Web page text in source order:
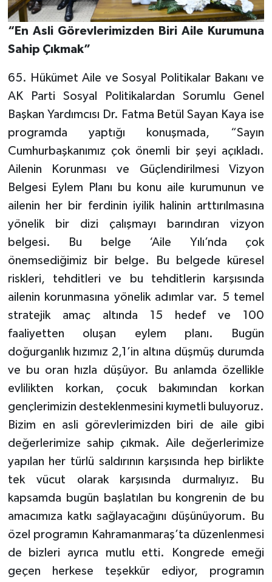
“En Asli Görevlerimizden Biri Aile Kurumuna
Sahip Çıkmak”
65. Hükümet Aile ve Sosyal Politikalar Bakanı ve
AK Parti Sosyal Politikalardan Sorumlu Genel
Başkan Yardımcısı Dr. Fatma Betül Sayan Kaya ise
programda yaptığı konuşmada, “Sayın
Cumhurbaşkanımız çok önemli bir şeyi açıkladı.
Ailenin Korunması ve Güçlendirilmesi Vizyon
Belgesi Eylem Planı bu konu aile kurumunun ve
ailenin her bir ferdinin iyilik halinin arttırılmasına
yönelik bir dizi çalışmayı barındıran vizyon
belgesi. Bu belge ‘Aile Yılı’nda çok
önemsediğimiz bir belge. Bu belgede küresel
riskleri, tehditleri ve bu tehditlerin karşısında
ailenin korunmasına yönelik adımlar var. 5 temel
stratejik amaç altında 15 hedef ve 100
faaliyetten oluşan eylem planı. Bugün
doğurganlık hızımız 2,1’in altına düşmüş durumda
ve bu oran hızla düşüyor. Bu anlamda özellikle
evlilikten korkan, çocuk bakımından korkan
gençlerimizin desteklenmesini kıymetli buluyoruz.
Bizim en asli görevlerimizden biri de aile gibi
değerlerimize sahip çıkmak. Aile değerlerimize
yapılan her türlü saldırının karşısında hep birlikte
tek vücut olarak karşısında durmalıyız. Bu
kapsamda bugün başlatılan bu kongrenin de bu
amacımıza katkı sağlayacağını düşünüyorum. Bu
özel programın Kahramanmaraş’ta düzenlenmesi
de bizleri ayrıca mutlu etti. Kongrede emeği
geçen herkese teşekkür ediyor, programın